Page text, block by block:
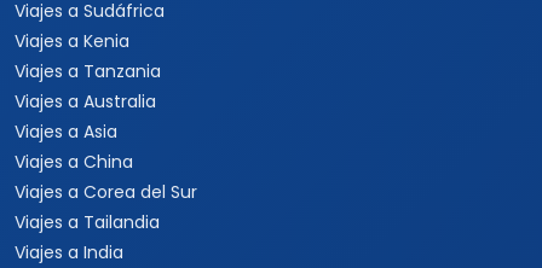
Viajes a Turquía
Viajes a Egipto
Viajes a Medio Oriente
Viajes a Alemania
Viajes a Suiza
Viajes a África
Viajes a Sudáfrica
Viajes a Kenia
Viajes a Tanzania